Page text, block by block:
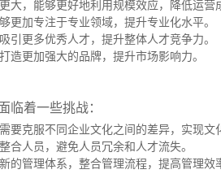
大，能够更好地利用规模效应，降低运营
更加专注于专业领域，提升专业化水平。
引更多优秀人才，提升整体人才竞争力。
造更加强大的品牌，提升市场影响力。
临着一些挑战：
要克服不同企业文化之间的差异，实现文
合人员，避免人员冗余和人才流失。
的管理体系，整合管理流程，提高管理效